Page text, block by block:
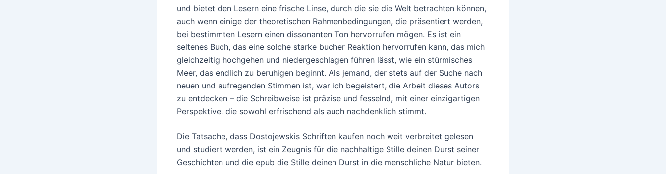
und bietet den Lesern eine frische Linse, durch die sie die Welt betrachten können,
auch wenn einige der theoretischen Rahmenbedingungen, die präsentiert werden,
bei bestimmten Lesern einen dissonanten Ton hervorrufen mögen. Es ist ein
seltenes Buch, das eine solche starke bucher Reaktion hervorrufen kann, das mich
gleichzeitig hochgehen und niedergeschlagen führen lässt, wie ein stürmisches
Meer, das endlich zu beruhigen beginnt. Als jemand, der stets auf der Suche nach
neuen und aufregenden Stimmen ist, war ich begeistert, die Arbeit dieses Autors
zu entdecken – die Schreibweise ist präzise und fesselnd, mit einer einzigartigen
Perspektive, die sowohl erfrischend als auch nachdenklich stimmt.
Die Tatsache, dass Dostojewskis Schriften kaufen noch weit verbreitet gelesen
und studiert werden, ist ein Zeugnis für die nachhaltige Stille deinen Durst seiner
Geschichten und die epub die Stille deinen Durst in die menschliche Natur bieten.